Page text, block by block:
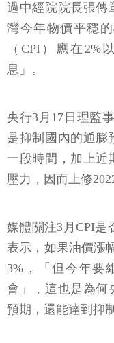
過中經院院長張傳
灣今年物價平穩
（CPI）應在
息」。
央行3月17日理監
是抑制國內的通膨
一段時間，加上近
壓力，因而上修
媒體關注3月CPI是
表示，如果油價漲
3%，「但今年要
會」，這也是為何
預期，還能達到抑